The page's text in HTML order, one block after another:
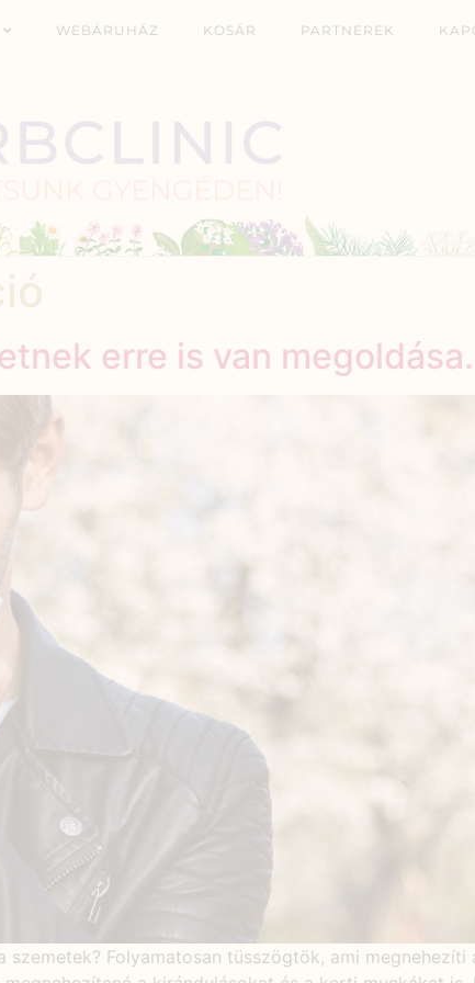
WEBÁRUHÁZ KOSÁR PARTNEREK
erre is van megoldása.
Folyamatosan tüsszögtök, ami